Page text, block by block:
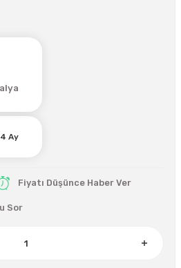
Ay
Fiyatı Düşünce Haber Ver
Sor